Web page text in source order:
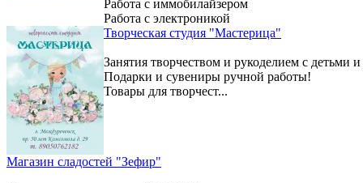
Работа с иммобилайзером
Работа с электроникой
Творческая студия "Мастерица"
Занятия творчеством и рукоделием с детьми
Подарки и сувениры ручной работы!
Товары для творчест...
Магазин сладостей "Зефир"